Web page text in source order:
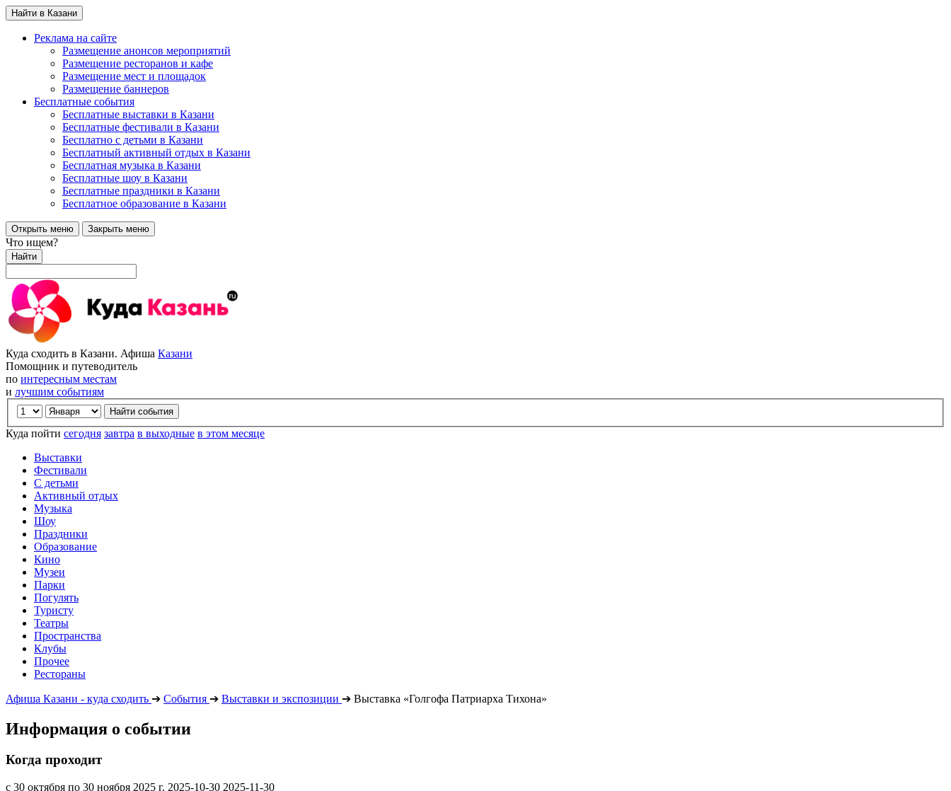
Найти в Казани
Реклама на сайте
Размещение анонсов мероприятий
Размещение ресторанов и кафе
Размещение мест и площадок
Размещение баннеров
Бесплатные события
Бесплатные выставки в Казани
Бесплатные фестивали в Казани
Бесплатно с детьми в Казани
Бесплатный активный отдых в Казани
Бесплатная музыка в Казани
Бесплатные шоу в Казани
Бесплатные праздники в Казани
Бесплатное образование в Казани
Открыть меню Закрыть меню
Что ищем?
Найти
Куда сходить в Казани. Афиша Казани
Помощник и путеводитель
по интересным местам
и лучшим событиям
Куда пойти сегодня завтра в выходные в этом месяце
Выставки
Фестивали
С детьми
Активный отдых
Музыка
Шоу
Праздники
Образование
Кино
Музеи
Парки
Погулять
Туристу
Театры
Пространства
Клубы
Прочее
Рестораны
Афиша Казани - куда сходить ➔ События ➔ Выставки и экспозиции ➔ Выставка «Голгофа Патриарха Тихона»
Информация о событии
Когда проходит
с 30 октября по 30 ноября 2025 г. 2025-10-30 2025-11-30